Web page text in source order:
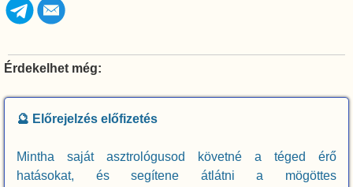
Érdekelhet még:
🔮 Előrejelzés előfizetés
Mintha saját asztrológusod követné a téged érő
hatásokat, és segítene átlátni a mögöttes